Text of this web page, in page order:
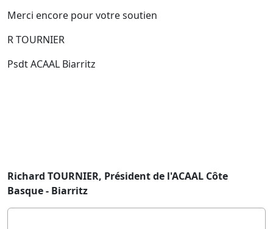
Merci encore pour votre soutien
R TOURNIER
Psdt ACAAL Biarritz
Richard TOURNIER, Président de l'ACAAL Côte
Basque - Biarritz